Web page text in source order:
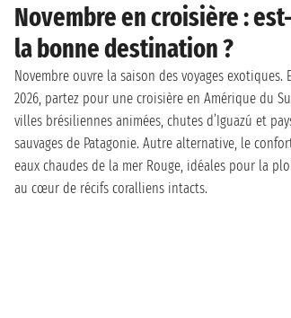
Novembre en croisière :
la bonne destination ?
Novembre ouvre la saison des voyages exotiques.
2026, partez pour une croisière en Amérique du
villes brésiliennes animées, chutes d’Iguazú et
sauvages de Patagonie. Autre alternative, le
eaux chaudes de la mer Rouge, idéales pour la
au cœur de récifs coralliens intacts.